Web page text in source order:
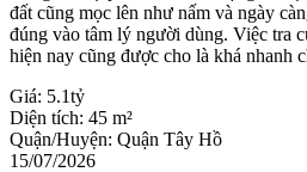
đất cũng mọc lên như nấm và ngày
đúng vào tâm lý người dùng. Việc tra
hiện nay cũng được cho là khá nhanh
Giá: 5.1tỷ
Diện tích: 45 m²
Quận/Huyện: Quận Tây Hồ
15/07/2026